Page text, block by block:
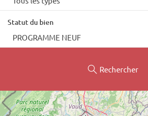
Statut du bien
PROGRAMME NEUF
Rechercher